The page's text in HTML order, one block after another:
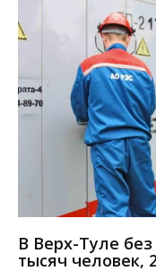
В Верх-Туле без
тысяч человек,